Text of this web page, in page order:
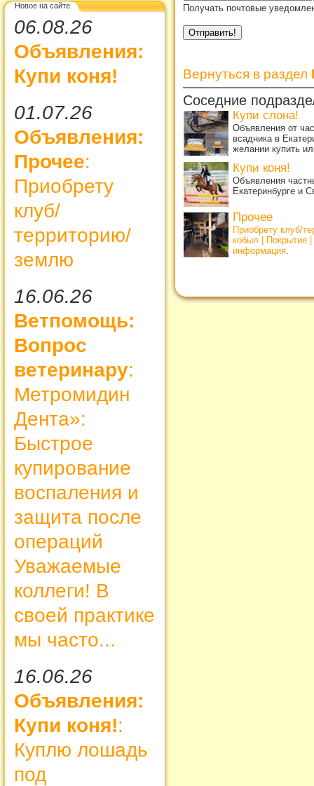
Новое на сайте
06.08.26
Объявления:
Купи коня!
01.07.26
Объявления:
Прочее:
Приобрету
клуб/
территорию/
землю
16.06.26
Ветпомощь:
Вопрос
ветеринару:
Метромидин
Дента»:
Быстрое
купирование
воспаления и
защита после
операций
Уважаемые
коллеги! В
своей практике
мы часто...
16.06.26
Объявления:
Купи коня!:
Куплю лошадь
под
Получать почтовые
Вернуться в раздел
Соседние
Купи слона!
Объявления от
всадника в
желании купить
Купи коня!
Объявления
Екатеринбурге и
Прочее
Приобрету клуб/
кобыл | Покрытие
информация.